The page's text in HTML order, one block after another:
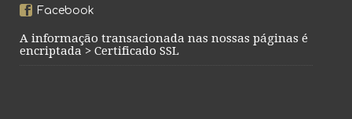
Facebook
A informação transacionada nas nossas páginas é
encriptada > Certificado SSL